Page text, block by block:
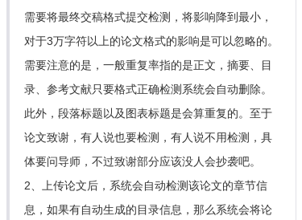
需要将最终交稿格式提交检测，将影响降到最小，
对于3万字符以上的论文格式的影响是可以忽略的。
需要注意的是，一般重复率指的是正文，摘要、目
录、参考文献只要格式正确检测系统会自动删除。
此外，段落标题以及图表标题是会算重复的。至于
论文致谢，有人说也要检测，有人说不用检测，具
体要问导师，不过致谢部分应该没人会抄袭吧。
2、上传论文后，系统会自动检测该论文的章节信
息，如果有自动生成的目录信息，那么系统会将论